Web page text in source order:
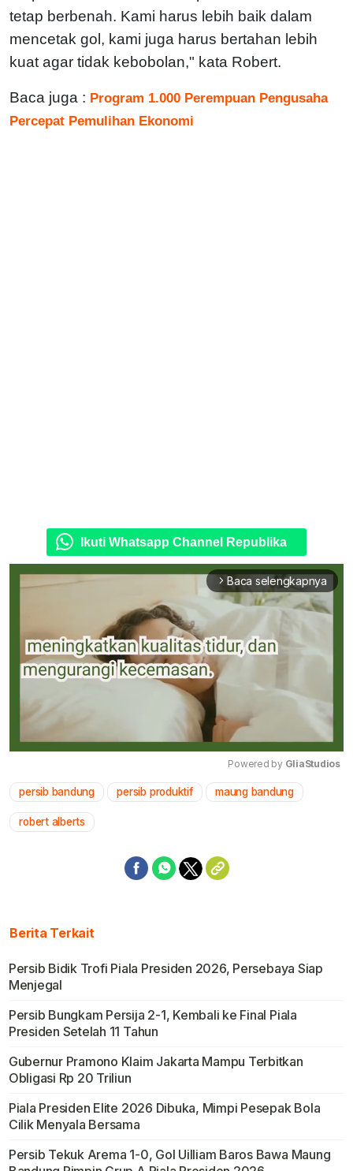
tetap berbenah. Kami harus lebih baik dalam
mencetak gol, kami juga harus bertahan lebih
kuat agar tidak kebobolan," kata Robert.
Baca juga : Program 1.000 Perempuan Pengusaha
Percepat Pemulihan Ekonomi
Ikuti Whatsapp Channel Republika
arrow_forward_ios Baca selengkapnya
Mute
Powered by GliaStudios
persib bandung persib produktif maung bandung
robert alberts
Berita Terkait
Persib Bidik Trofi Piala Presiden 2026, Persebaya Siap
Menjegal
Persib Bungkam Persija 2-1, Kembali ke Final Piala
Presiden Setelah 11 Tahun
Gubernur Pramono Klaim Jakarta Mampu Terbitkan
Obligasi Rp 20 Triliun
Piala Presiden Elite 2026 Dibuka, Mimpi Pesepak Bola
Cilik Menyala Bersama
Persib Tekuk Arema 1-0, Gol Uilliam Baros Bawa Maung